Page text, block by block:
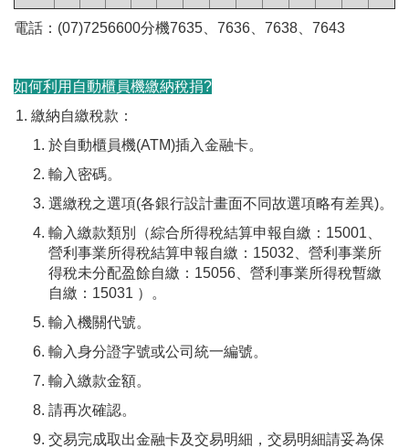
電話：(07)7256600分機7635、7636、7638、7643
如何利用自動櫃員機繳納稅捐?
繳納自繳稅款：
於自動櫃員機(ATM)插入金融卡。
輸入密碼。
選繳稅之選項(各銀行設計畫面不同故選項略有差異)。
輸入繳款類別（綜合所得稅結算申報自繳：15001、
營利事業所得稅結算申報自繳：15032、營利事業所
得稅未分配盈餘自繳：15056、營利事業所得稅暫繳
自繳：15031 ）。
輸入機關代號。
輸入身分證字號或公司統一編號。
輸入繳款金額。
請再次確認。
交易完成取出金融卡及交易明細，交易明細請妥為保